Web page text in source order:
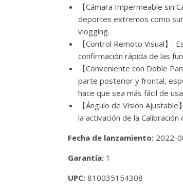
【Cámara Impermeable sin
deportes extremos como
vlogging.
【Control Remoto Visual】:
confirmación rápida de las
【Conveniente con Doble
parte posterior y frontal,
hace que sea más fácil de
【Ángulo de Visión
la activación de la
Fecha de lanzamiento: 2022-
Garantía: 1
UPC: 810035154308